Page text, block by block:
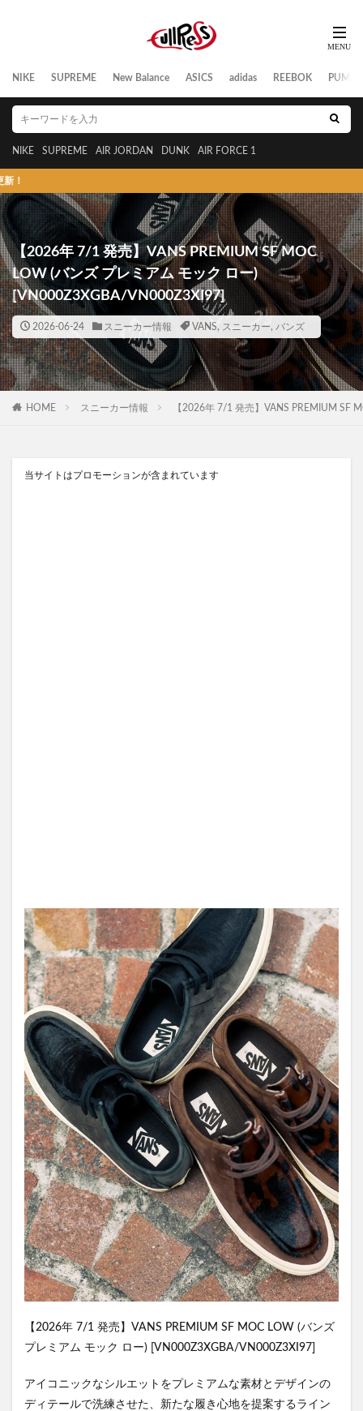
NIKE SUPREME New Balance ASICS adidas REEBOK PUMA
NIKE SUPREME AIR JORDAN DUNK AIR FORCE 1
【2026年 7/1 発売】VANS PREMIUM SF MOC
LOW (バンズ プレミアム モック ロー)
[VN000Z3XGBA/VN000Z3XI97]
2026-06-24 スニーカー情報 VANS, スニーカー, バンズ
HOME スニーカー情報 【2026年 7/1 発売】VANS PREMIUM SF
当サイトはプロモーションが含まれています
【2026年 7/1 発売】VANS PREMIUM SF MOC LOW (バンズ
プレミアム モック ロー) [VN000Z3XGBA/VN000Z3XI97]
アイコニックなシルエットをプレミアムな素材とデザインの
ディテールで洗練させた、新たな履き心地を提案するライン